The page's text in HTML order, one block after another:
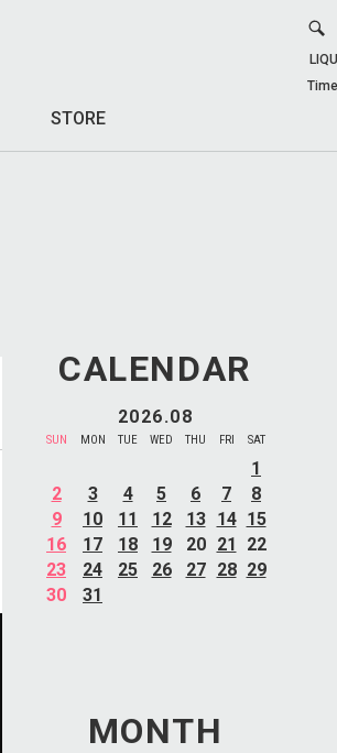
STORE
CALENDAR
2026.08
SUN MON TUE WED THU FRI SAT
1
2
3 4 5 6 7
8
9
10 11 12 13 14 15
16
17 18 19 20 21
22
23
24 25 26 27 28 29
30
31
MONTH